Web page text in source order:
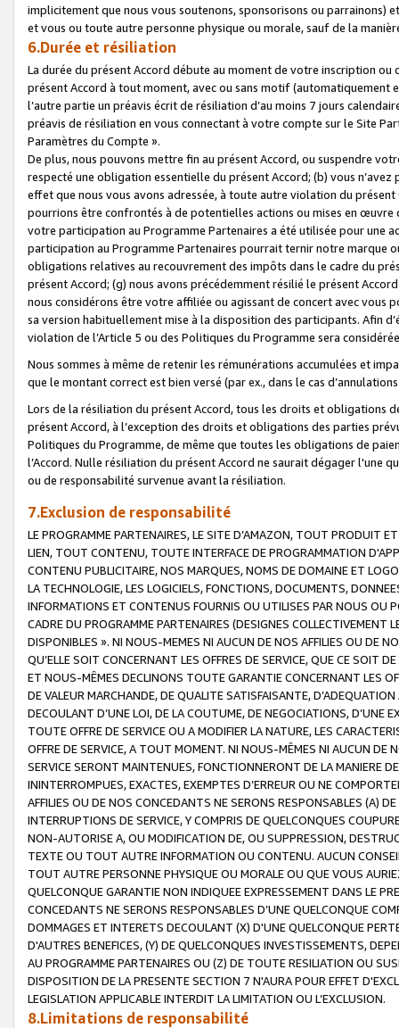
implicitement que nous vous soutenons, sponsorisons ou parrainons)
et vous ou toute autre personne physique ou morale, sauf de la
6.Durée et résiliation
La durée du présent Accord débute au moment de votre inscription
présent Accord à tout moment, avec ou sans motif (automatiquement
l’autre partie un préavis écrit de résiliation d’au moins 7 jours
préavis de résiliation en vous connectant à votre compte sur le Site
Paramètres du Compte ».
De plus, nous pouvons mettre fin au présent Accord, ou suspendre
respecté une obligation essentielle du présent Accord; (b) vous
effet que nous vous avons adressée, à toute autre violation du
pourrions être confrontés à de potentielles actions ou mises en
votre participation au Programme Partenaires a été utilisée pour une
participation au Programme Partenaires pourrait ternir notre marque
obligations relatives au recouvrement des impôts dans le cadre du
présent Accord; (g) nous avons précédemment résilié le présent
nous considérons être votre affiliée ou agissant de concert avec vous
sa version habituellement mise à la disposition des participants. Afin
violation de l’Article 5 ou des Politiques du Programme sera
Nous sommes à même de retenir les rémunérations accumulées et
que le montant correct est bien versé (par ex., dans le cas
Lors de la résiliation du présent Accord, tous les droits et obligations
présent Accord, à l’exception des droits et obligations des parties
Politiques du Programme, de même que toutes les obligations de
l’Accord. Nulle résiliation du présent Accord ne saurait dégager l'une
ou de responsabilité survenue avant la résiliation.
7.Exclusion de responsabilité
LE PROGRAMME PARTENAIRES, LE SITE D’AMAZON, TOUT PRODUIT
LIEN, TOUT CONTENU, TOUTE INTERFACE DE PROGRAMMATION
CONTENU PUBLICITAIRE, NOS MARQUES, NOMS DE DOMAINE ET
LA TECHNOLOGIE, LES LOGICIELS, FONCTIONS, DOCUMENTS,
INFORMATIONS ET CONTENUS FOURNIS OU UTILISES PAR NOUS OU
CADRE DU PROGRAMME PARTENAIRES (DESIGNES COLLECTIVEMENT
DISPONIBLES ». NI NOUS-MEMES NI AUCUN DE NOS AFFILIES OU DE
QU’ELLE SOIT CONCERNANT LES OFFRES DE SERVICE, QUE CE SOIT
ET NOUS-MÊMES DECLINONS TOUTE GARANTIE CONCERNANT LES
DE VALEUR MARCHANDE, DE QUALITE SATISFAISANTE,
DECOULANT D’UNE LOI, DE LA COUTUME, DE NEGOCIATIONS, D’UNE
TOUTE OFFRE DE SERVICE OU A MODIFIER LA NATURE, LES
OFFRE DE SERVICE, A TOUT MOMENT. NI NOUS-MÊMES NI AUCUN DE
SERVICE SERONT MAINTENUES, FONCTIONNERONT DE LA MANIERE
ININTERROMPUES, EXACTES, EXEMPTES D’ERREUR OU NE
AFFILIES OU DE NOS CONCEDANTS NE SERONS RESPONSABLES (A)
INTERRUPTIONS DE SERVICE, Y COMPRIS DE QUELCONQUES
NON-AUTORISE A, OU MODIFICATION DE, OU SUPPRESSION,
TEXTE OU TOUT AUTRE INFORMATION OU CONTENU. AUCUN
TOUT AUTRE PERSONNE PHYSIQUE OU MORALE OU QUE VOUS
QUELCONQUE GARANTIE NON INDIQUEE EXPRESSEMENT DANS LE
CONCEDANTS NE SERONS RESPONSABLES D’UNE QUELCONQUE
DOMMAGES ET INTERETS DECOULANT (X) D'UNE QUELCONQUE
D'AUTRES BENEFICES, (Y) DE QUELCONQUES INVESTISSEMENTS,
AU PROGRAMME PARTENAIRES OU (Z) DE TOUTE RESILIATION OU
DISPOSITION DE LA PRESENTE SECTION 7 N'AURA POUR EFFET
LEGISLATION APPLICABLE INTERDIT LA LIMITATION OU L’EXCLUSION.
8.Limitations de responsabilité